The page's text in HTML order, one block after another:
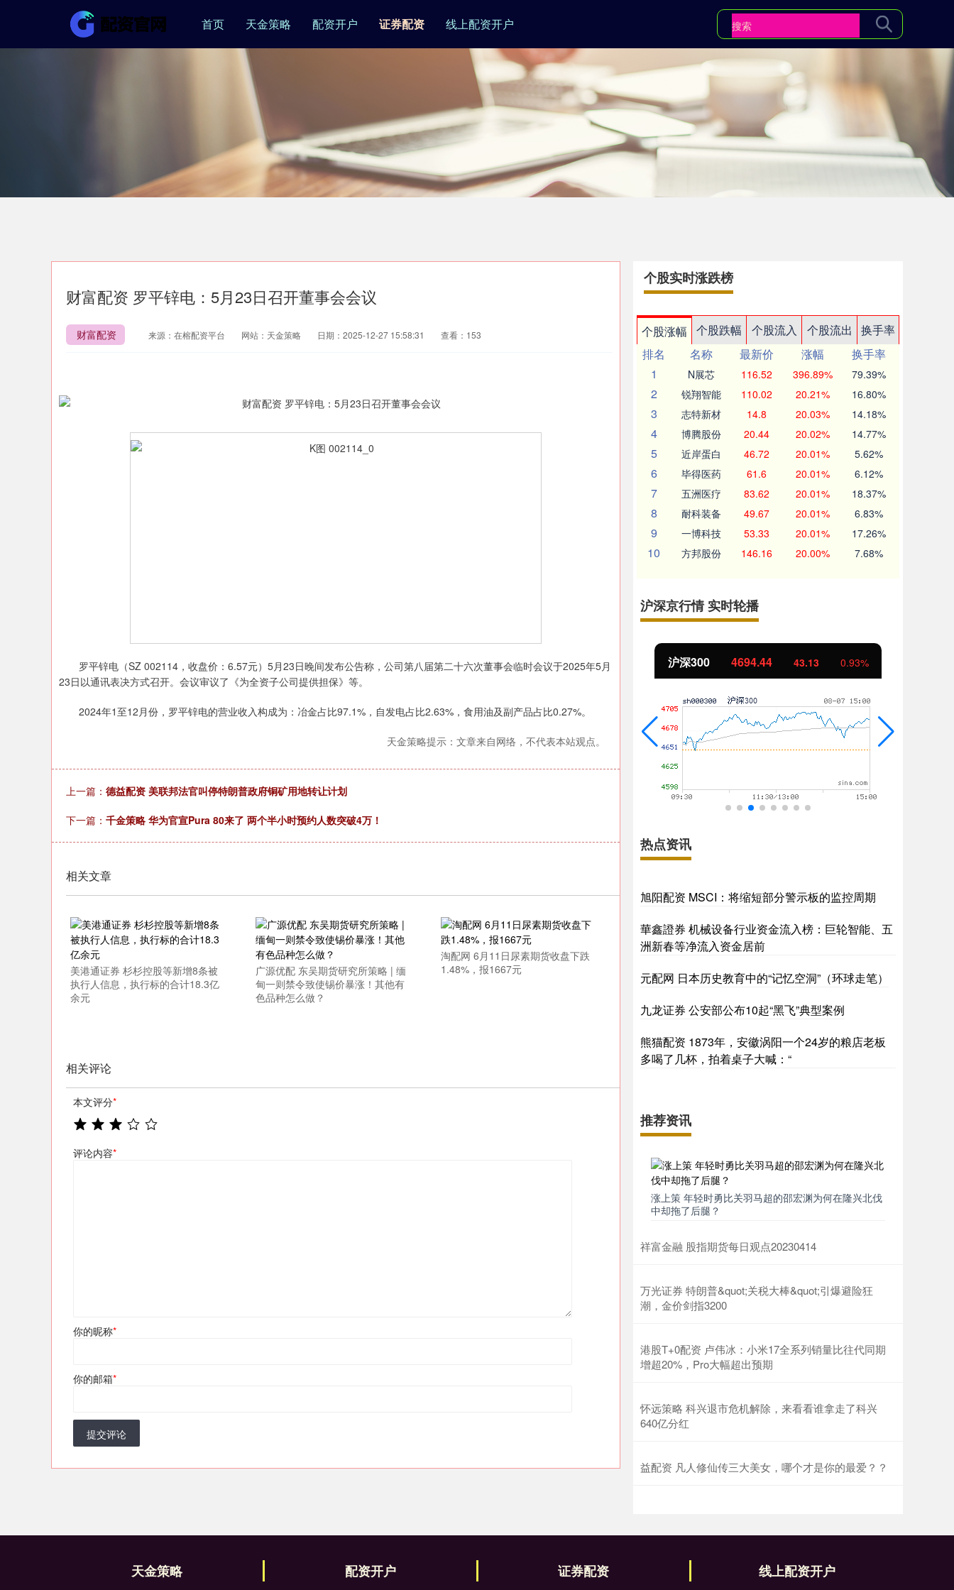
首页 天金策略 配资开户 证券配资 线上配资开户
财富配资 罗平锌电：5月23日召开董事会会议
财富配资 来源：在榕配资平台 网站：天金策略 日期：2025-12-27 15:58:31 查看：153
罗平锌电（SZ 002114，收盘价：6.57元）5月23日晚间发布公告称，公司第八届第二十六次董事会临时会议于2025年5月
23日以通讯表决方式召开。会议审议了《为全资子公司提供担保》等。
2024年1至12月份，罗平锌电的营业收入构成为：冶金占比97.1%，自发电占比2.63%，食用油及副产品占比0.27%。
天金策略提示：文章来自网络，不代表本站观点。
上一篇： 德益配资 美联邦法官叫停特朗普政府铜矿用地转让计划
下一篇： 千金策略 华为官宣Pura 80来了 两个半小时预约人数突破4万！
相关文章
美港通证券 杉杉控股等新增8条被
执行人信息，执行标的合计18.3亿
余元
广源优配 东吴期货研究所策略 | 缅
甸一则禁令致使锡价暴涨！其他有
色品种怎么做？
淘配网 6月11日尿素期货收盘下跌
1.48%，报1667元
相关评论
本文评分*
评论内容*
你的昵称*
你的邮箱*
提交评论
个股实时涨跌榜
个股涨幅 个股跌幅 个股流入 个股流出
换手率
排名
名称 最新价 涨幅
换手率
1
N展芯 116.52 396.89% 79.39%
2 锐翔智能 110.02 20.21% 16.80%
3 志特新材 14.8 20.03% 14.18%
4 博腾股份 20.44 20.02% 14.77%
5 近岸蛋白 46.72 20.01% 5.62%
6 毕得医药 61.6 20.01% 6.12%
7 五洲医疗 83.62 20.01% 18.37%
8 耐科装备 49.67 20.01% 6.83%
9 一博科技 53.33 20.01% 17.26%
10 方邦股份 146.16 20.00% 7.68%
沪深京行情 实时轮播
上证指数 3940.04 39.68 1.02% 深证成指 14311.01 200.89 1.42% 沪深300 4694.44 43.13 0.93%
热点资讯
旭阳配资 MSCI：将缩短部分警示板的监控周期
華鑫證券 机械设备行业资金流入榜：巨轮智能、五
洲新春等净流入资金居前
元配网 日本历史教育中的“记忆空洞”（环球走笔）
九龙证券 公安部公布10起“黑飞”典型案例
熊猫配资 1873年，安徽涡阳一个24岁的粮店老板
多喝了几杯，拍着桌子大喊：“
推荐资讯
涨上策 年轻时勇比关羽马超的邵宏渊为何在隆兴北伐
中却拖了后腿？
祥富金融 股指期货每日观点20230414
万光证券 特朗普&quot;关税大棒&quot;引爆避险狂
潮，金价剑指3200
港股T+0配资 卢伟冰：小米17全系列销量比往代同期
增超20%，Pro大幅超出预期
怀远策略 科兴退市危机解除，来看看谁拿走了科兴
640亿分红
益配资 凡人修仙传三大美女，哪个才是你的最爱？？
天金策略 配资开户 证券配资 线上配资开户